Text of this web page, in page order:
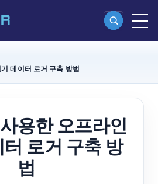
너지 계량기 (WEM3080T)
너지 계량기 (WEM3046T)
너지 계량기 (WEM3050T)
데이터 로거 구축 방법
용한 오프라인
로거 구축 방
법